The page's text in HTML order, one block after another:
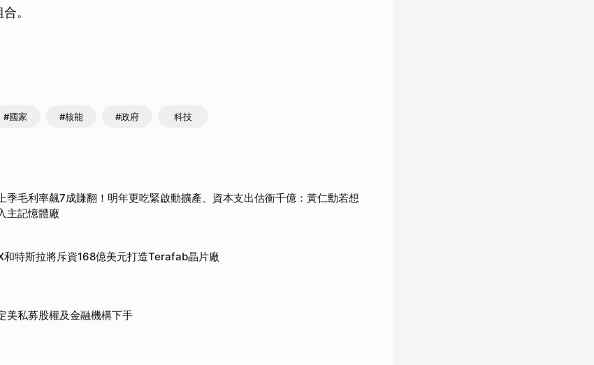
。
#國家 #核能 #政府 科技
季毛利率飆7成賺翻！明年更吃緊啟動擴產、資本支出估衝千億：黃仁勳若想
主記憶體廠
特斯拉將斥資168億美元打造Terafab晶片廠
美私募股權及金融機構下手